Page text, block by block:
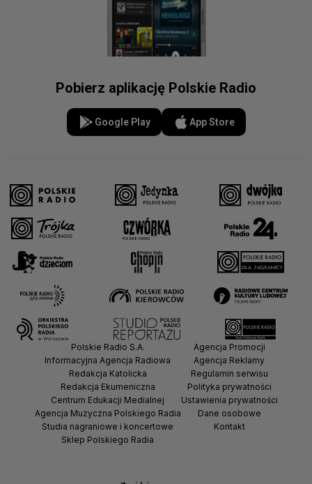
Pobierz aplikację Polskie Radio
Google Play App Store
Polskie Radio S.A.
Informacyjna Agencja Radiowa
Redakcja Katolicka
Redakcja Ekumeniczna
Centrum Edukacji Medialnej
Agencja Muzyczna Polskiego Radia
Studia nagraniowe i koncertowe
Sklep Polskiego Radia
Agencja Promocji
Agencja Reklamy
Regulamin serwisu
Polityka prywatności
Ustawienia prywatności
Dane osobowe
Kontakt